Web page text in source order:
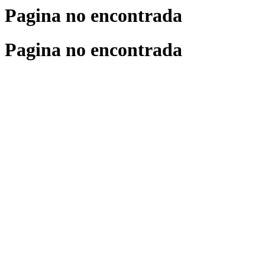
Pagina no encontrada
Pagina no encontrada